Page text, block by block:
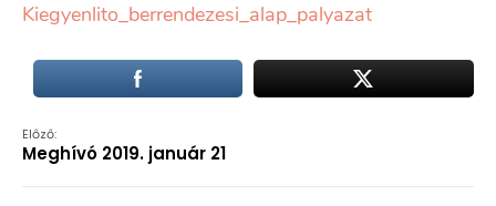
Kiegyenlito_berrendezesi_alap_palyazat
Előző:
Meghívó 2019. január 21